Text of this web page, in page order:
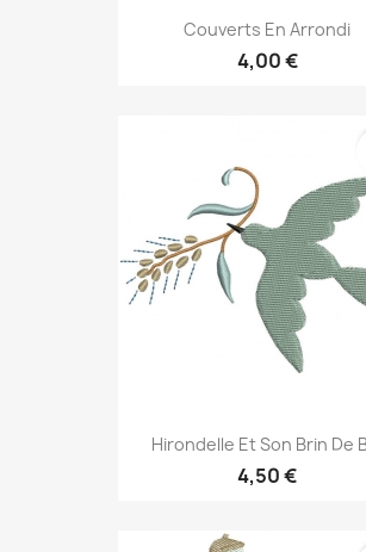
Couverts En Arrondi
4,00 €
Hirondelle Et Son Brin De
4,50 €